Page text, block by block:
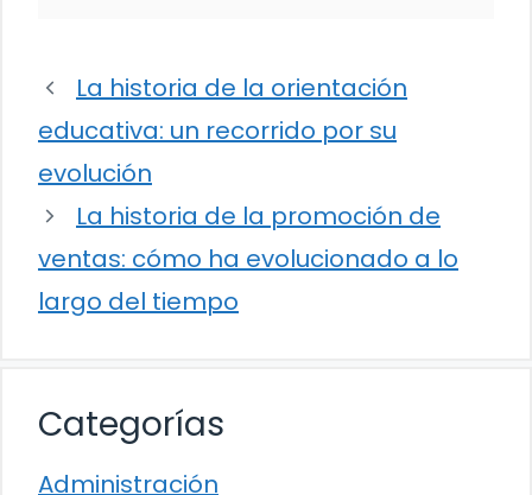
La historia de la orientación
educativa: un recorrido por su
evolución
La historia de la promoción de
ventas: cómo ha evolucionado a lo
largo del tiempo
Categorías
Administración